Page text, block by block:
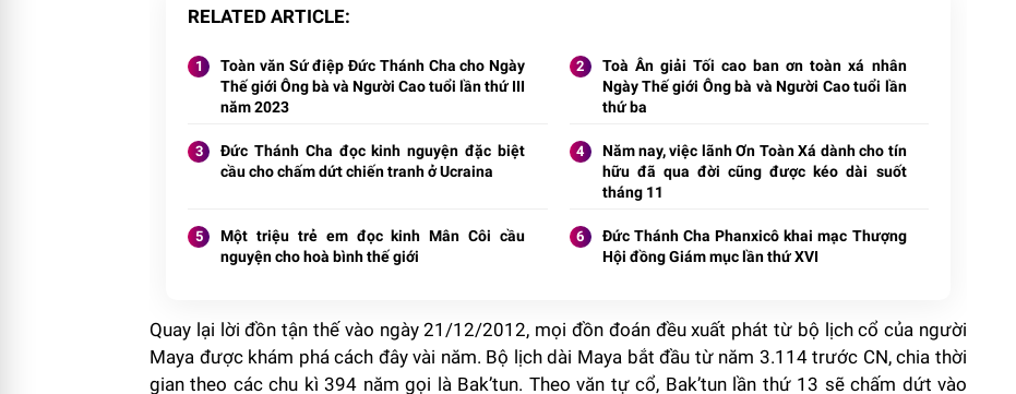
RELATED ARTICLE
Toàn văn Sứ điệp Đức Thánh Cha cho Ngày
Thế giới Ông bà và Người Cao tuổi lần thứ III
năm 2023
Toà Ân giải Tối cao ban ơn toàn xá nhân
Ngày Thế giới Ông bà và Người Cao tuổi lần
thứ ba
Đức Thánh Cha đọc kinh nguyện đặc biệt
cầu cho chấm dứt chiến tranh ở Ucraina
Năm nay, việc lãnh Ơn Toàn Xá dành cho tín
hữu đã qua đời cũng được kéo dài suốt
tháng 11
Một triệu trẻ em đọc kinh Mân Côi cầu
nguyện cho hoà bình thế giới
Đức Thánh Cha Phanxicô khai mạc Thượng
Hội đồng Giám mục lần thứ XVI
Quay lại lời đồn tận thế vào ngày 21/12/2012, mọi đồn đoán đều xuất phát từ bộ lịch cổ của người
Maya được khám phá cách đây vài năm. Bộ lịch dài Maya bắt đầu từ năm 3.114 trước CN, chia thời
gian theo các chu kì 394 năm gọi là Bak’tun. Theo văn tự cổ, Bak’tun lần thứ 13 sẽ chấm dứt vào